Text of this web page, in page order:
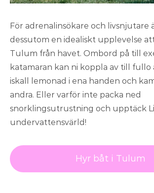
För adrenalinsökare och livsnjutare
dessutom en idealiskt upplevelse
Tulum från havet. Ombord på till
katamaran kan ni koppla av till fullo
iskall lemonad i ena handen och
andra. Eller varför inte packa ned
snorklingsutrustning och upptäck
undervattensvärld!
Hyr båt i Tulum